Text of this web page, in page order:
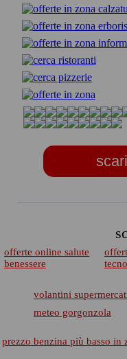
offerte online salute
benessere
volantini
meteo gorgonzola
prezzo benzina più basso in